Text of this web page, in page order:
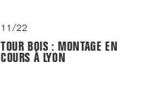
11/22
TOUR BOIS : MONTAGE EN
COURS À LYON